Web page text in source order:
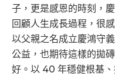
子，更是感恩的時刻，
回顧人生成長過程，很
以父親之名成立慶鴻守
公益，也期待這樣的拋
好。以 40 年穩健根基